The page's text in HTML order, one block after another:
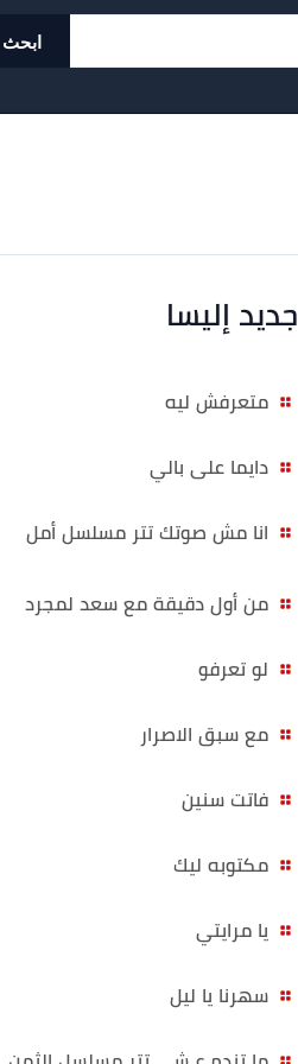
ابحث
جديد إليسا
متعرفش ليه
دايما على بالي
انا مش صوتك تتر مسلسل أمل
من أول دقيقة مع سعد لمجرد
لو تعرفو
مع سبق الاصرار
فاتت سنين
مكتوبه ليك
يا مرايتي
سهرنا يا ليل